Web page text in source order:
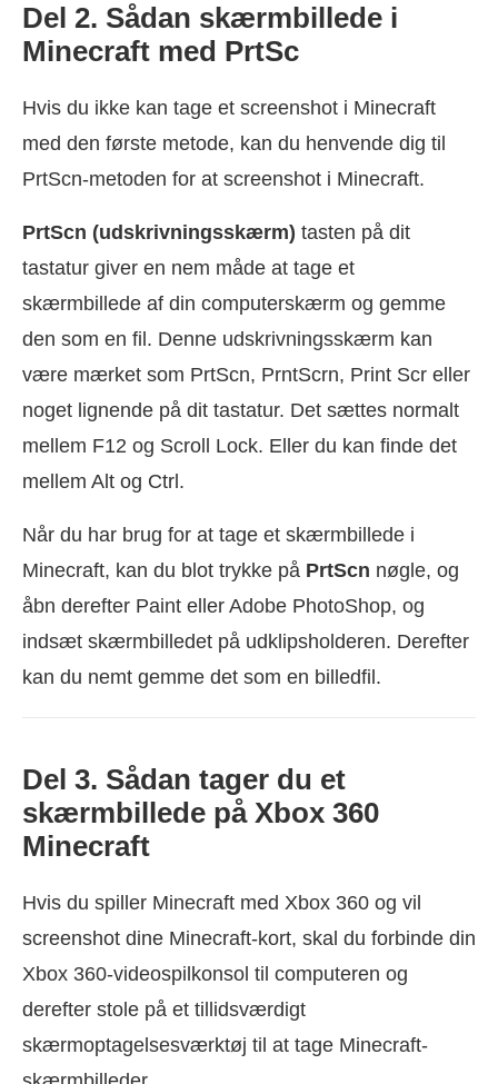
Del 2. Sådan skærmbillede i
Minecraft med PrtSc
Hvis du ikke kan tage et screenshot i Minecraft
med den første metode, kan du henvende dig til
PrtScn-metoden for at screenshot i Minecraft.
PrtScn (udskrivningsskærm) tasten på dit
tastatur giver en nem måde at tage et
skærmbillede af din computerskærm og gemme
den som en fil. Denne udskrivningsskærm kan
være mærket som PrtScn, PrntScrn, Print Scr eller
noget lignende på dit tastatur. Det sættes normalt
mellem F12 og Scroll Lock. Eller du kan finde det
mellem Alt og Ctrl.
Når du har brug for at tage et skærmbillede i
Minecraft, kan du blot trykke på PrtScn nøgle, og
åbn derefter Paint eller Adobe PhotoShop, og
indsæt skærmbilledet på udklipsholderen. Derefter
kan du nemt gemme det som en billedfil.
Del 3. Sådan tager du et
skærmbillede på Xbox 360
Minecraft
Hvis du spiller Minecraft med Xbox 360 og vil
screenshot dine Minecraft-kort, skal du forbinde din
Xbox 360-videospilkonsol til computeren og
derefter stole på et tillidsværdigt
skærmoptagelsesværktøj til at tage Minecraft-